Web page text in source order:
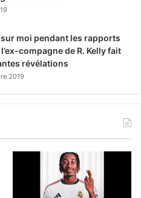
moi pendant les rapports
compagne de R. Kelly fait
révélations
2019